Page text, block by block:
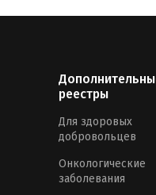
реестры
Для здоровых
добровольцев
Онкологические
заболевания